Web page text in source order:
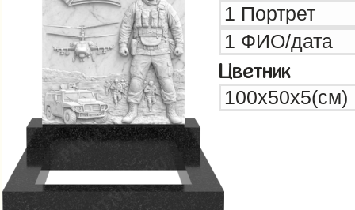
Цветник